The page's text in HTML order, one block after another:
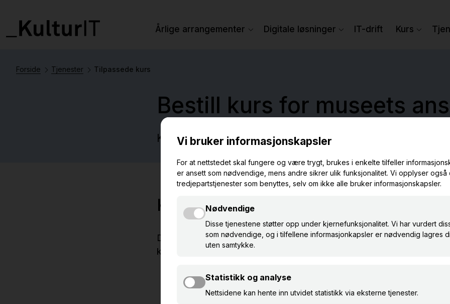
Årlige arrangementer Digitale løsninger IT-drift Kurs
Forside Tjenester Tilpassede kurs
Bestill kurs for museets
KulturIT tilbyr målrettet kompetanseheving internt på
Kurs i eKultur-løsninger
De fleste kursene du finner på kurskalenderen vår, kan du også bestille
kurs. Dette inkluderer kurs i:
Primus
KulturNav